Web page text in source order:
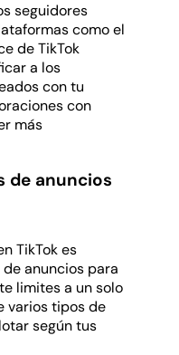
seguidores
como el
de TikTok
a los
con tu
con
más
de anuncios
TikTok es
anuncios para
limites a un solo
varios tipos de
según tus